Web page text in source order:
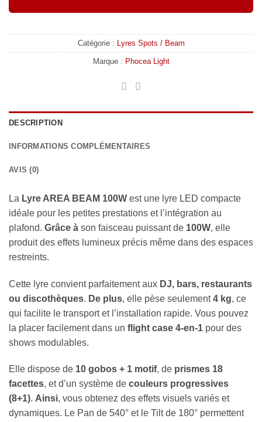
Catégorie : Lyres Spots / Beam
Marque : Phocea Light
DESCRIPTION
INFORMATIONS COMPLÉMENTAIRES
AVIS (0)
La Lyre AREA BEAM 100W est une lyre LED compacte
idéale pour les petites prestations et l’intégration au
plafond. Grâce à son faisceau puissant de 100W, elle
produit des effets lumineux précis même dans des espaces
restreints.
Cette lyre convient parfaitement aux DJ, bars, restaurants
ou discothèques. De plus, elle pèse seulement4 kg, ce
qui facilite le transport et l’installation rapide. Vous pouvez
la placer facilement dans un flight case 4-en-1 pour des
shows modulables.
Elle dispose de 10 gobos + 1 motif, de prismes 18
facettes, et d’un système de couleurs progressives
(8+1). Ainsi, vous obtenez des effets visuels variés et
dynamiques. Le Pan de 540° et le Tilt de 180° permettent